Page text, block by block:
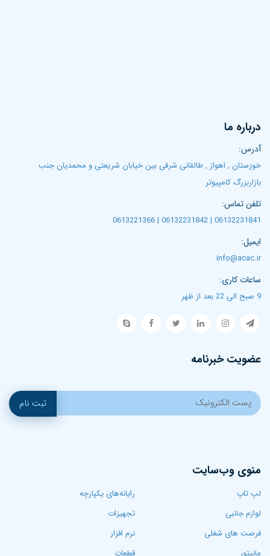
درباره ما
آدرس:
خوزستان , اهواز , طالقانی شرقی بین خیابان شریعتی و محمدیان جنب
بازاربزرگ کامپیوتر
تلفن تماس:
06132231841 | 06132231842 | 0613221366
ایمیل:
info@acac.ir
ساعات کاری:
9 صبح الی 22 بعد از ظهر
عضویت خبرنامه
ثبت نام
منوی وب‌سایت
لپ تاپ‌
رایانه‌های یکپارچه
لوازم جانبی
تجهیزات
فرصت های شغلی
نرم افزار
مانیتور
قطعات